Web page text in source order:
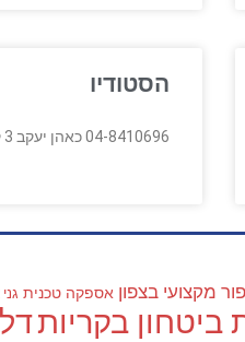
הסטודיו
04-8410696 כאהן יעקב 3 קרית חיים
מקצועי בצפון אספקה טכנית
ביטחון בקריות